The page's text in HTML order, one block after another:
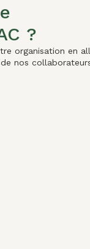
?
organisation en
nos